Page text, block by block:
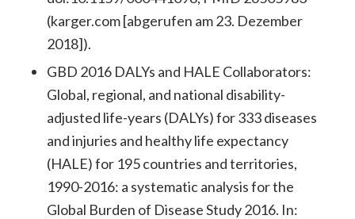
(karger.com [abgerufen am 23. Dezember
2018]).
GBD 2016 DALYs and HALE Collaborators:
Global, regional, and national disability-
adjusted life-years (DALYs) for 333 diseases
and injuries and healthy life expectancy
(HALE) for 195 countries and territories,
1990-2016: a systematic analysis for the
Global Burden of Disease Study 2016. In: